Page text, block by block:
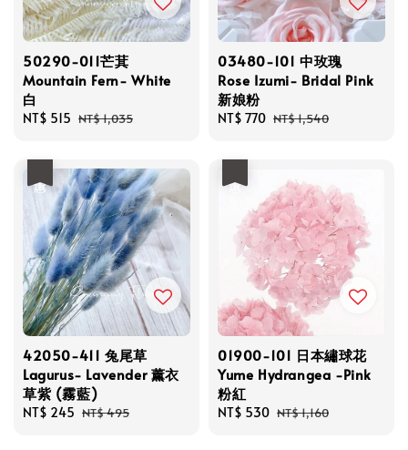
50290-011芒萁
Mountain Fern- White
白
Sale
NT$ 515 Regular
NT$ 1,035
03480-101 中玫瑰
Rose Izumi- Bridal Pink
新娘粉
Sale
NT$ 770 Regular
NT$ 1,540
42050-411 兔尾草
Lagurus- Lavender 薰衣
草紫 (霧藍)
Sale
NT$ 245 Regular
NT$ 495
01900-101 日本繡球花
Yume Hydrangea -Pink
粉紅
Sale
NT$ 530 Regular
NT$ 1,160